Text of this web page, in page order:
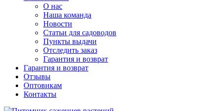
О нас
Наша команда
Новости
Статьи для садоводов
Пункты выдачи
Отследить заказ
Гарантия и возврат
Гарантия и возврат
Отзывы
Оптовикам
Контакты